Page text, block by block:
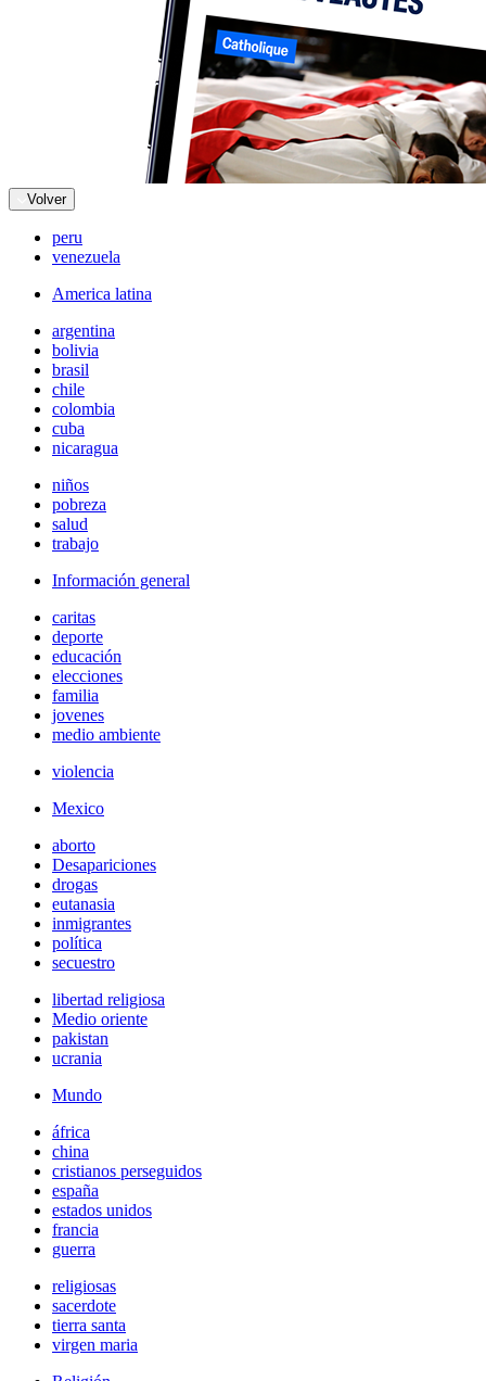
Volver
peru
venezuela
America latina
argentina
bolivia
brasil
chile
colombia
cuba
nicaragua
niños
pobreza
salud
trabajo
Información general
caritas
deporte
educación
elecciones
familia
jovenes
medio ambiente
violencia
Mexico
aborto
Desapariciones
drogas
eutanasia
inmigrantes
política
secuestro
libertad religiosa
Medio oriente
pakistan
ucrania
Mundo
áfrica
china
cristianos perseguidos
españa
estados unidos
francia
guerra
religiosas
sacerdote
tierra santa
virgen maria